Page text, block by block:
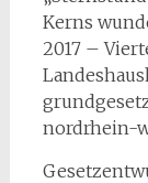
Kerns
2017 –
nordrhein-